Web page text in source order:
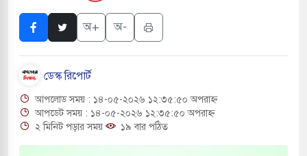
গুলিতে শিক্ষক নিহত, হামলাকারীর আত্মহত্যা
মধ্যপ্রাচ্যে ব্ল্যাকআউটের কঠোর হুঁশিয়ারি ইরানের
বিমানবন্দরের নিরাপত্তা তল্লাশিতে ছাড় দেওয়া হবে না:
দক্ষিণ কোরিয়ার বন্দি ২৫ শতাংশ বেড়েছে
অ+ অ-
ডেস্ক রিপোর্ট
আপলোড সময় : ১৪-০৫-২০২৬ ১২:৩৫:৫০ অপরাহ্ন
আপডেট সময় : ১৪-০৫-২০২৬ ১২:৩৫:৫০ অপরাহ্ন
২ মিনিট পড়ার সময়
১৯ বার পঠিত